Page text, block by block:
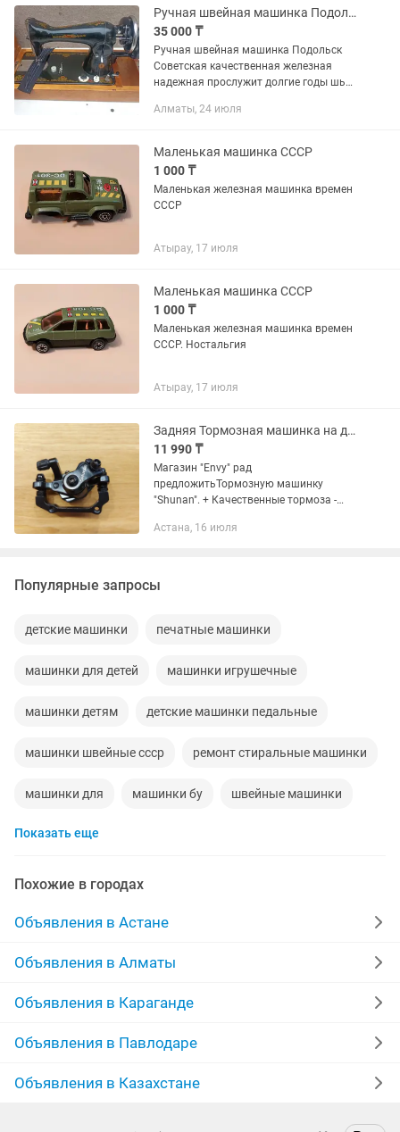
новые...
Ручная швейная машинка Подольск шьет работает отлично 100%
35 000 ₸
Ручная швейная машинка Подольск
Советская качественная железная
надежная прослужит долгие годы шьет
шифон капрон синтетика отлично
Алматы, 24 июля
Маленькая машинка СССР
1 000 ₸
Маленькая железная машинка времен
СССР
Атырау, 17 июля
Маленькая машинка СССР
1 000 ₸
Маленькая железная машинка времен
СССР. Ностальгия
Атырау, 17 июля
Задняя Тормозная машинка на дисковый механический тормоз. Калипер.
11 990 ₸
Магазин "Envy" рад
предложитьТормозную машинку
"Shunan". + Качественные тормоза -
езды - ваше здоровые! + Ваше
Астана, 16 июля
Популярные запросы
детские машинки печатные машинки
машинки для детей машинки игрушечные
машинки детям детские машинки педальные
машинки швейные ссср ремонт стиральные машинки
машинки для машинки бу швейные машинки
машинки ремонт
машинки швейные
Показать еще
Похожие в городах
Объявления в Астане
Объявления в Алматы
Объявления в Караганде
Объявления в Павлодаре
Объявления в Казахстане